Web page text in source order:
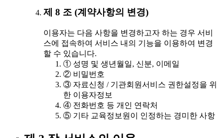
제 8 조 (계약사항의 변경)
이용자는 다음 사항을 변경하고자 하는 경우 서비
스에 접속하여 서비스 내의 기능을 이용하여 변경
할 수 있습니다.
① 성명 및 생년월일, 신분, 이메일
② 비밀번호
③ 자료신청 / 기관회원서비스 권한설정을 위
한 이용자정보
④ 전화번호 등 개인 연락처
⑤ 기타 교육정보원이 인정하는 경미한 사항